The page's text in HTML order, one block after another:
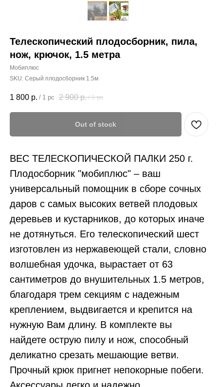
Телескопический плодосборник, пила,
нож, крючок, 1.5 метра
Мобиплюс
SKU: Серый плодосборник 1.5м
1 800 р. / 1 pc 2 900 р. / 1 pc
Out of stock
ВЕС ТЕЛЕСКОПИЧЕСКОЙ ПАЛКИ 250 г.
Плодосборник "мобиплюс" – ваш
универсальный помощник в сборе сочных
даров с самых высоких ветвей плодовых
деревьев и кустарников, до которых иначе
не дотянуться. Его телескопический шест
изготовлен из нержавеющей стали, словно
волшебная удочка, вырастает от 63
сантиметров до внушительных 1.5 метров,
благодаря трем секциям с надежным
креплением, выдвигается и крепится на
нужную Вам длину. В комплекте вы
найдете острую пилу и нож, способный
деликатно срезать мешающие ветви.
Прочный крюк пригнет непокорные побеги.